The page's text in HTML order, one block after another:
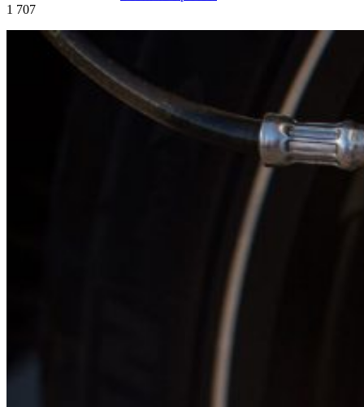
1 707